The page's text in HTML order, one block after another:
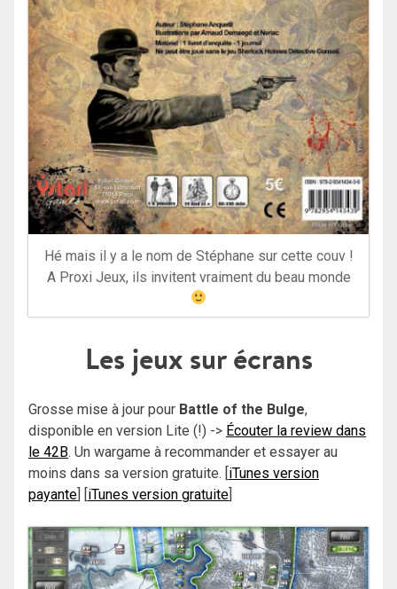
Hé mais il y a le nom de Stéphane sur cette couv !
A Proxi Jeux, ils invitent vraiment du beau monde
Les jeux sur écrans
Grosse mise à jour pour Battle of the Bulge,
disponible en version Lite (!) -> Écouter la review dans
le 42B. Un wargame à recommander et essayer au
moins dans sa version gratuite. [iTunes version
payante] [iTunes version gratuite]